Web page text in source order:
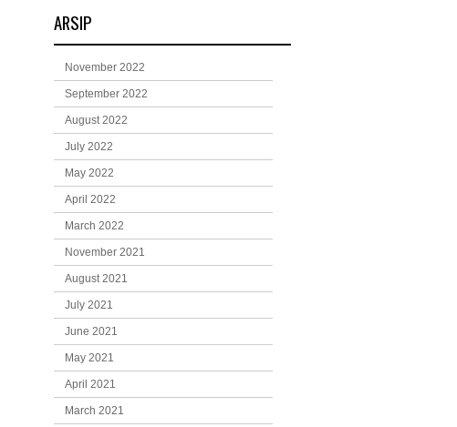
ARSIP
November 2022
September 2022
August 2022
July 2022
May 2022
April 2022
March 2022
November 2021
August 2021
July 2021
June 2021
May 2021
April 2021
March 2021